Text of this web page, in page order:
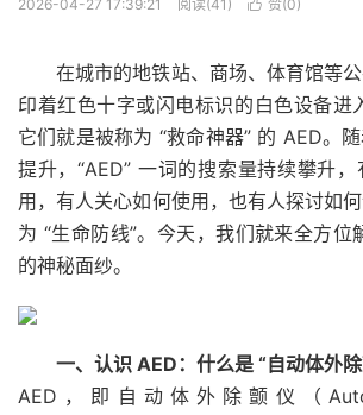
2026-04-27 17:39:21 阅读(41 )  赞(0)
在城市的地铁站、商场、体育馆等
印着红色十字或闪电标识的白色设备
它们就是被称为 “救命神器” 的 AED。
提升，“AED” 一词的搜索量持续攀升
用，有人关心如何使用，也有人探讨如
为 “生命防线”。今天，我们就来全方位
的神秘面纱。
一、认识 AED：什么是 “自动体外除
AED，即自动体外除颤仪（